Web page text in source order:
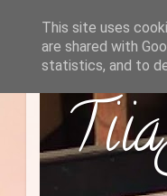
This site uses
are shared with
statistics, and to